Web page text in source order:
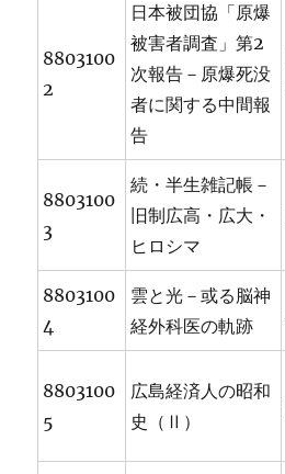
8803100
2
日本被団協「原爆
被害者調査」第2
次報告－原爆死没
者に関する中間報
告
8803100
3
続・半生雑記帳－
旧制広高・広大・
ヒロシマ
8803100
4
雲と光－或る脳神
経外科医の軌跡
8803100
5
広島経済人の昭和
史（Ⅱ）